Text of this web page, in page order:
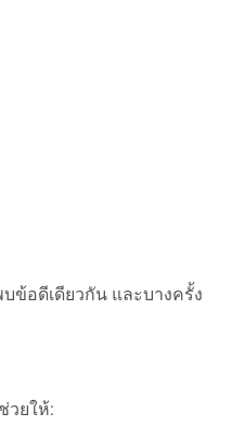
ข้อดีเดียวกัน และบางครั้ง
วยให้: